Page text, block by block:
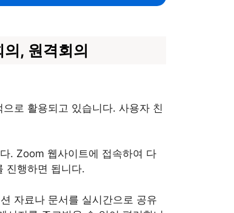
, 원격회의
으로 활용되고 있습니다. 사용자 친
. Zoom 웹사이트에 접속하여 다
진행하면 됩니다.
자료나 문서를 실시간으로 공유